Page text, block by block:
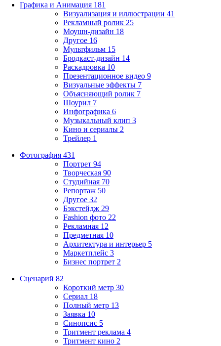
Графика и Анимация 181
Визуализация и иллюстрации 41
Рекламный ролик 25
Моушн-дизайн 18
Другое 16
Мультфильм 15
Бродкаст-дизайн 14
Раскадровка 10
Презентационное видео 9
Визуальные эффекты 7
Объясняющий ролик 7
Шоурил 7
Инфографика 6
Музыкальный клип 3
Кино и сериалы 2
Трейлер 1
Фотография 431
Портрет 94
Творческая 90
Студийная 70
Репортаж 50
Другое 32
Бэкстейдж 29
Fashion фото 22
Рекламная 12
Предметная 10
Архитектура и интерьер 5
Маркетплейс 3
Бизнес портрет 2
Сценарий 82
Короткий метр 30
Сериал 18
Полный метр 13
Заявка 10
Синопсис 5
Тритмент реклама 4
Тритмент кино 2